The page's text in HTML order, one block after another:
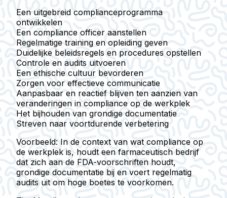
Een uitgebreid complianceprogramma
ontwikkelen
Een compliance officer aanstellen
Regelmatige training en opleiding geven
Duidelijke beleidsregels en procedures opstellen
Controle en audits uitvoeren
Een ethische cultuur bevorderen
Zorgen voor effectieve communicatie
Aanpasbaar en reactief blijven ten aanzien van
veranderingen in compliance op de werkplek
Het bijhouden van grondige documentatie
Streven naar voortdurende verbetering
Voorbeeld: In de context van wat compliance op
de werkplek is, houdt een farmaceutisch bedrijf
dat zich aan de FDA-voorschriften houdt,
grondige documentatie bij en voert regelmatig
audits uit om hoge boetes te voorkomen.